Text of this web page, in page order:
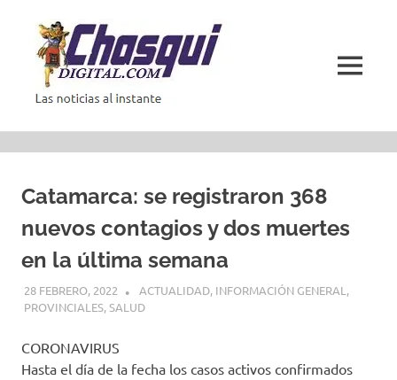
contenido
MENÚ
Catamarca: se registraron 368
nuevos contagios y dos muertes
en la última semana
28 FEBRERO, 2022 ACTUALIDAD, INFORMACIÓN GENERAL ,
PROVINCIALES,SALUD
CORONAVIRUS
Hasta el día de la fecha los casos activos confirmados